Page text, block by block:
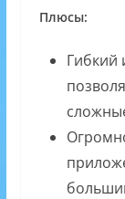
Плюсы:
Гибкий